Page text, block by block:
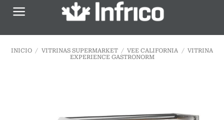
Saltar
INICIO / VITRINAS SUPERMARKET / VEE CALIFORNIA / VITRINA
EXPERIENCE GASTRONORM